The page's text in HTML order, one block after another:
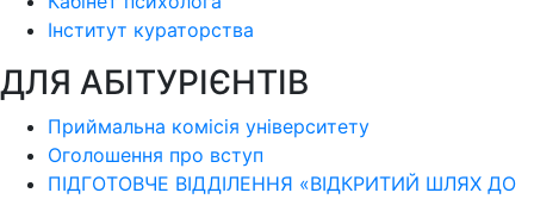
Інститут кураторства
ДЛЯ АБІТУРІЄНТІВ
Приймальна комісія університету
Оголошення про вступ
ПІДГОТОВЧЕ ВІДДІЛЕННЯ «ВІДКРИТИЙ ШЛЯХ ДО